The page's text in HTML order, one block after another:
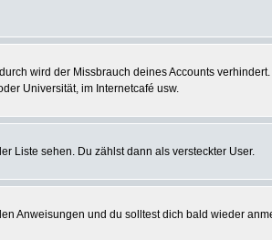
wird der Missbrauch deines Accounts
Universität, im Internetcafé usw.
Liste sehen. Du zählst dann als versteckter User.
Anweisungen und du solltest dich bald wieder